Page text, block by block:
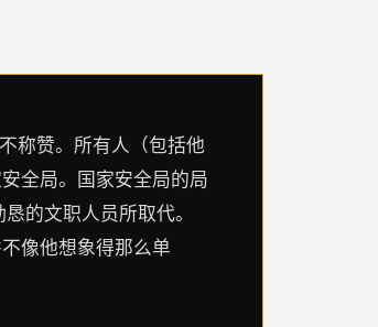
称赞。所有人（包括他
全局。国家安全局的局
的文职人员所取代。
像他想象得那么单